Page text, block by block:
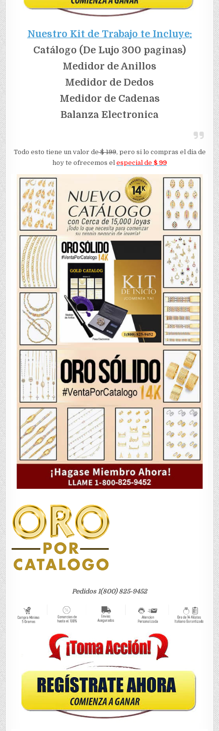
Nuestro Kit de Trabajo te Incluye:
Catálogo (De Lujo 300 paginas)
Medidor de Anillos
Medidor de Dedos
Medidor de Cadenas
Balanza Electronica
Todo esto tiene un valor de$ 199, pero si lo compras el dia de
hoy te ofrecemos el especial de $ 99
Pedidos 1(800) 825-9452